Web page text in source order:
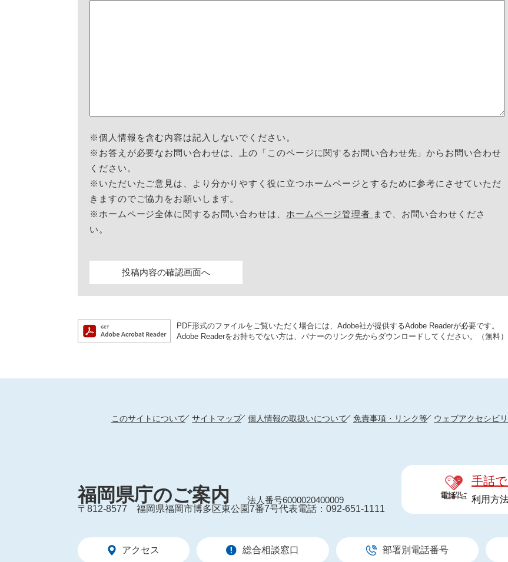
※個人情報を含む内容は記入しないでください。
※お答えが必要なお問い合わせは、上の「このページに関するお問い合わせ先」からお問い合わせ
ください。
※いただいたご意見は、より分かりやすく役に立つホームページとするために参考にさせていただ
きますのでご協力をお願いします。
※ホームページ全体に関するお問い合わせは、 ホームページ管理者 まで、お問い合わせくださ
い。
PDF形式のファイルをご覧いただく場合には、Adobe社が提供するAdobe Readerが必要です。
Adobe Readerをお持ちでない方は、バナーのリンク先からダウンロードしてください。（無料）
このサイトについて サイトマップ 個人情報の取扱いについて 免責事項・リンク等 ウェブアクセシビ
福岡県庁のご案内
法人番号6000020400009
〒812-8577
福岡県福岡市博多区東公園7番7号代表電話：092-651-1111
手話
利用方法
アクセス 総合相談窓口 部署別電話番号